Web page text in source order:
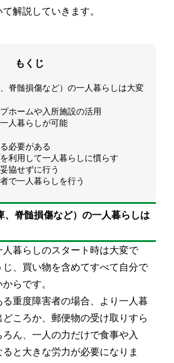
解説していきます。
もくじ
脊髄損傷など）の一人暮らしは大変
ホームや入所施設の活用
人暮らしが可能
必要がある
利用して一人暮らしに慣らす
協せずに行う
で一人暮らしを行う
、脊髄損傷など）の一人暮らしは
暮らしのスタート時は大変で
、買い物を含めてすべて自分で
らです。
重度障害者の場合、より一人暮
ころか、郵便物の受け取りすら
ん、一人の力だけで食事や入
と大きな労力が必要になりま